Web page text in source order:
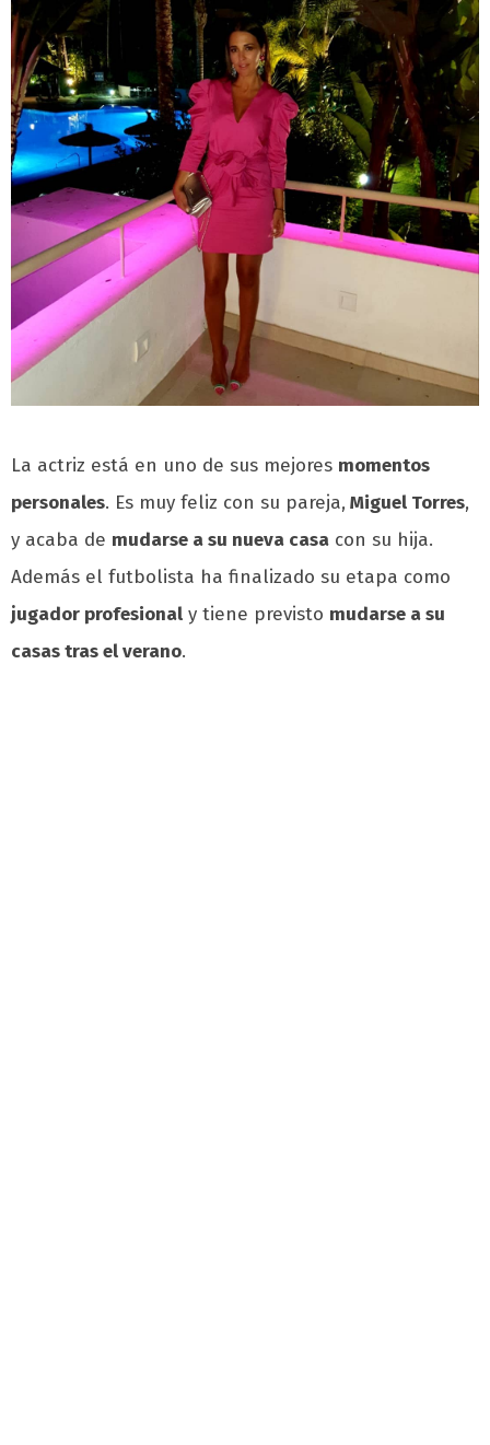
La actriz está en uno de sus mejores momentos
personales. Es muy feliz con su pareja, Miguel Torres,
y acaba de mudarse a su nueva casa con su hija.
Además el futbolista ha finalizado su etapa como
jugador profesional y tiene previsto mudarse a su
casas tras el verano.